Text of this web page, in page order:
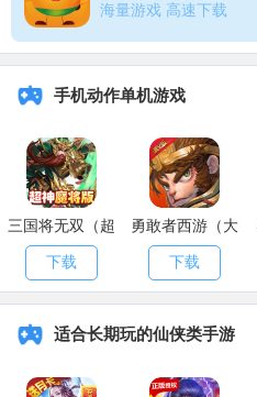
海量游戏 高速下载
手机动作单机游戏
三国将无双（超
神魔将版）
下载
勇敢者西游（大
乱斗）
下载
适合长期玩的仙侠类手游